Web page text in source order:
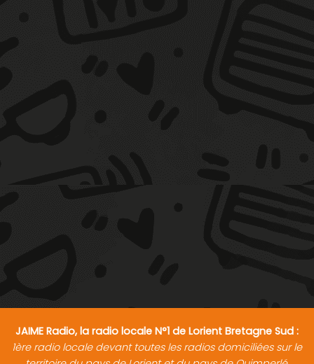
JAIME Radio, la radio locale N°1 de Lorient Bretagne Sud :
1ère radio locale devant toutes les radios domiciliées sur le